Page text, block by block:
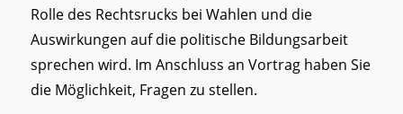
Rolle des Rechtsrucks bei Wahlen und die
Auswirkungen auf die politische Bildungsarbeit
sprechen wird. Im Anschluss an Vortrag haben Sie
die Möglichkeit, Fragen zu stellen.